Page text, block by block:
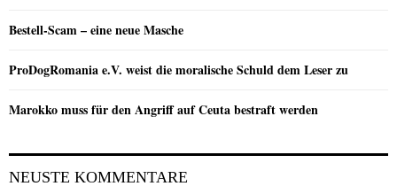
Bestell-Scam – eine neue Masche
ProDogRomania e.V. weist die moralische Schuld dem Leser zu
Marokko muss für den Angriff auf Ceuta bestraft werden
NEUSTE KOMMENTARE